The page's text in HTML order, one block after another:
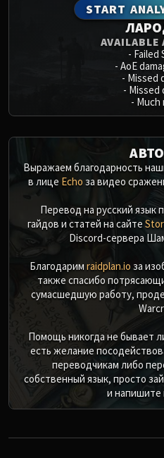
START
AVAILABLE
- Failed
- AoE
- Missed
- Missed
- Much
Выражаем благодарность
в лице Echo за видео
Перевод на русский язык
гайдов и статей на сайте
Discord-сервера
Благодарим raidplan.io за
также спасибо
сумасшедшую работу,
Помощь никогда не бывает
есть желание
переводчикам либо
собственный язык, просто
и напишите